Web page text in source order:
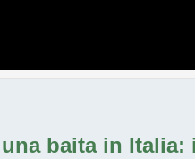
baita in Italia: